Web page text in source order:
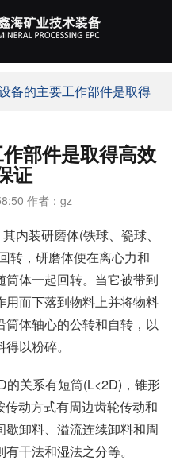
的主要工作部件是取得高效率的保证
部件是取得高效
证
作者：gz
内装研磨体(铁球、瓷球、
转，研磨体便在离心力和
体一起回转。当它被带到
而下落到物料上并将物料
体轴心的公转和自转，以
以粉碎。
的关系有短筒(L<2D)，锥形
动方式有周边齿轮传动和
卸料、溢流连续卸料和周
干法和湿法之分等。